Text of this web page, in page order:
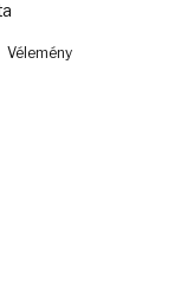
Vélemény